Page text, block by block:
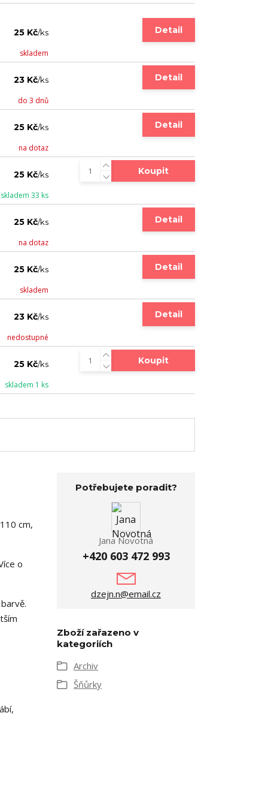
25 Kč/ks
skladem
Detail
23 Kč/ks
do 3 dnů
Detail
25 Kč/ks
na dotaz
Detail
25 Kč/ks
skladem 33 ks
Koupit
25 Kč/ks
na dotaz
Detail
25 Kč/ks
skladem
Detail
23 Kč/ks
nedostupné
Detail
25 Kč/ks
skladem 1 ks
Koupit
cm,
o
Potřebujete poradit?
Jana Novotná
+420 603 472 993
dzejn.n@email.cz
Zboží zařazeno v
kategoriích
Archiv
Šňůrky